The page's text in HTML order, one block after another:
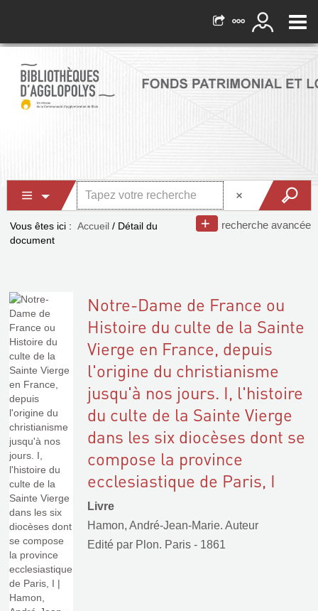
recherche avancée
Vous êtes ici : Accueil / Détail du
document
Notre-Dame de France ou
Histoire du culte de la Sainte
Vierge en France, depuis
l'origine du christianisme
jusqu'à nos jours. I, l'histoire
du culte de la Sainte Vierge
dans les six diocèses dont se
compose la province
ecclesiastique de Paris, I
Livre
Hamon, André-Jean-Marie. Auteur
Edité par Plon. Paris - 1861